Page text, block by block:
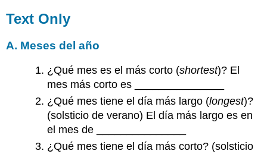
Text Only
A. Meses del año
¿Qué mes es el más corto (shortest)? El
mes más corto es _______________
¿Qué mes tiene el día más largo (longest)?
(solsticio de verano) El día más largo es en
el mes de _______________
¿Qué mes tiene el día más corto? (solsticio